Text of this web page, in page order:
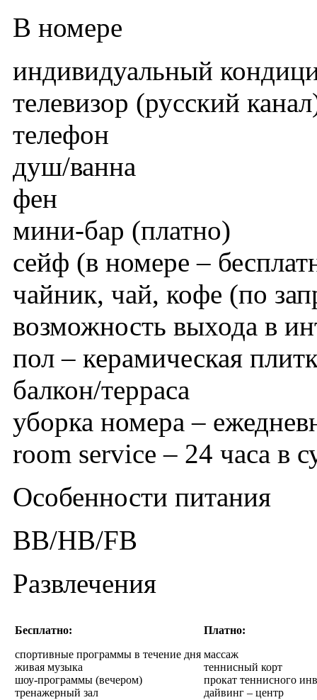
В номере
индивидуальный
телевизор (русский
телефон
душ/ванна
фен
мини-бар (платно)
сейф (в номере –
чайник, чай, кофе (по
возможность выхода в
пол – керамическая
балкон/терраса
уборка номера –
room service – 24 часа в
Особенности питания
BB/HB/FB
Развлечения
Бесплатно:
спортивные программы в течение дня
живая музыка
шоу-программы (вечером)
тренажерный зал
Платно:
массаж
теннисный корт
прокат теннисного
дайвинг – центр